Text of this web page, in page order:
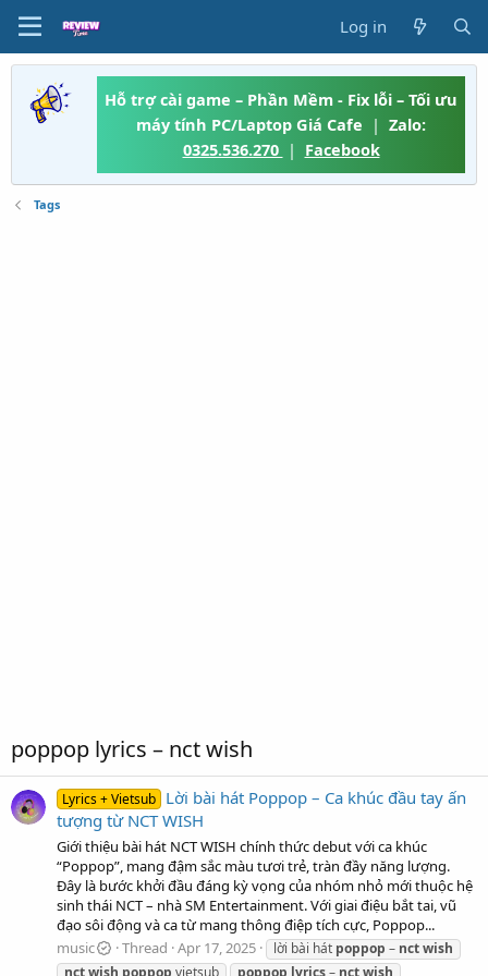
Log in
Hỗ trợ cài game – Phần Mềm - Fix lỗi – Tối ưu
máy tính PC/Laptop Giá Cafe | Zalo:
0325.536.270 | Facebook
Tags
poppop lyrics – nct wish
Lyrics + Vietsub Lời bài hát Poppop – Ca khúc đầu tay ấn
tượng từ NCT WISH
Giới thiệu bài hát NCT WISH chính thức debut với ca khúc
“Poppop”, mang đậm sắc màu tươi trẻ, tràn đầy năng lượng.
Đây là bước khởi đầu đáng kỳ vọng của nhóm nhỏ mới thuộc hệ
sinh thái NCT – nhà SM Entertainment. Với giai điệu bắt tai, vũ
đạo sôi động và ca từ mang thông điệp tích cực, Poppop...
music
Thread Apr 17, 2025 lời bài hát poppop – nctwish
nctwish poppop vietsub poppop lyrics– nctwish